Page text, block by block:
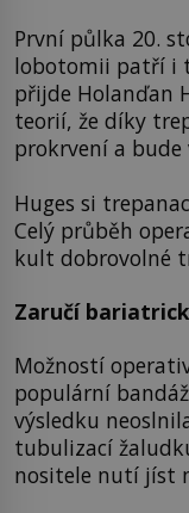
První půlka 20.
lobotomii patří i
přijde Holanďan
teorií, že díky
prokrvení a bude
Huges si
Celý průběh
kult dobrovolné
Zaručí
Možností
populární
výsledku
tubulizací
nositele nutí jíst